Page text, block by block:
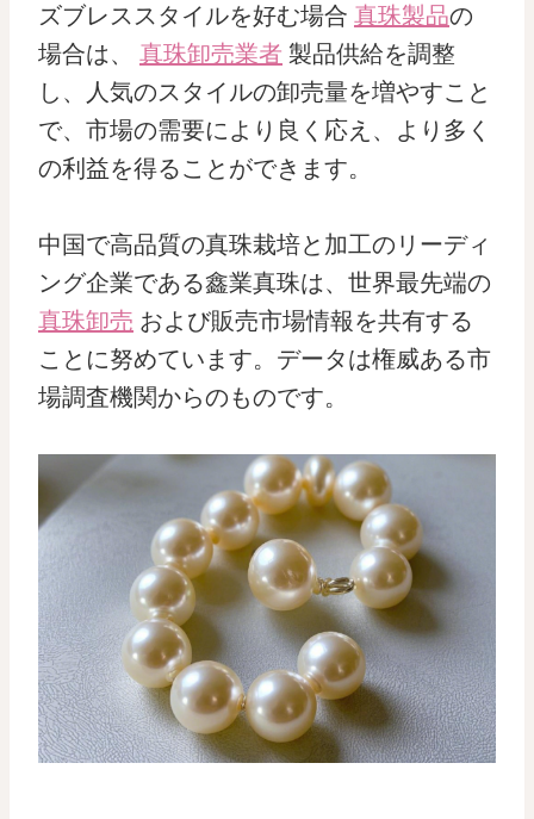
ズブレススタイルを好む場合 真珠製品の
場合は、 真珠卸売業者 製品供給を調整
し、人気のスタイルの卸売量を増やすこと
で、市場の需要により良く応え、より多く
の利益を得ることができます。
中国で高品質の真珠栽培と加工のリーディ
ング企業である鑫業真珠は、世界最先端の
真珠卸売 および販売市場情報を共有する
ことに努めています。データは権威ある市
場調査機関からのものです。